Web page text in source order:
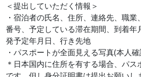
＜提出していただく情報＞
・宿泊者の氏名、住所、連絡先、職業
番号、予定している滞在期間、到着年
発予定年月日、行き先地
・パスポートが全面見える写真(本人
＊日本国内に住所を有する場合、パ